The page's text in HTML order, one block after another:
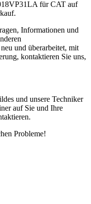
für CAT auf
Informationen und
und überarbeitet, mit
kontaktieren Sie uns,
und unsere Techniker
auf Sie und Ihre
Probleme!